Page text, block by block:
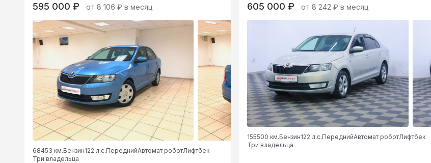
595 000 ₽ от 8 106 ₽ в месяц
68453 км.Бензин122 л.с.ПереднийАвтомат роботЛифтбек
Три владельца
605 000 ₽ от 8 242 ₽ в месяц
155500 км.Бензин122 л.с.ПереднийАвтомат роботЛифтбек
Три владельца